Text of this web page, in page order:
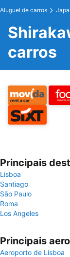
Aluguel de carros
carros
Principais
Lisboa
Santiago
São Paulo
Roma
Los Angeles
Principais
Aeroporto de Lisboa